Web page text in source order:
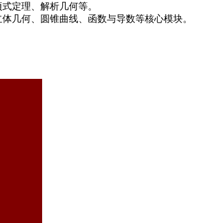
定理、解析几何等。
几何、圆锥曲线、函数与导数等核心模块。